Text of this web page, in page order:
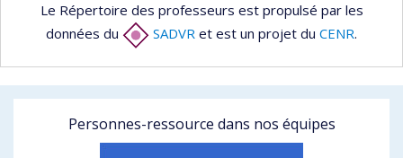
Le Répertoire des professeurs est propulsé par les
données du
SADVR et est un projet du CENR.
Personnes-ressource dans nos équipes